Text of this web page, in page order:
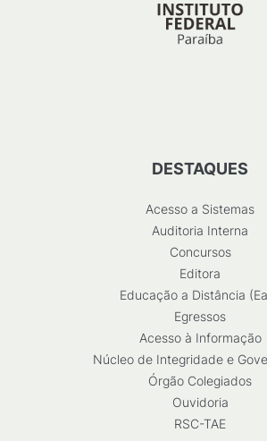
DESTAQUES
Acesso a Sistemas
Auditoria Interna
Concursos
Editora
Educação a Distância
Egressos
Acesso à Informação
Núcleo de Integridade e
Órgão Colegiados
Ouvidoria
RSC-TAE